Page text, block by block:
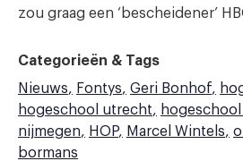
zou graag een ‘bescheidener’
Categorieën & Tags
Nieuws
Fontys Geri Bonhof
hogeschool utrecht
nijmegen
HOP Marcel Wintels
bormans